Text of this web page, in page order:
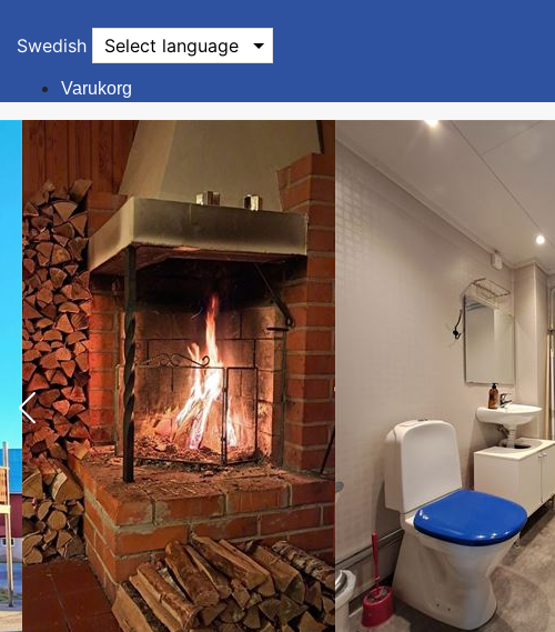
Swedish Select language
Varukorg